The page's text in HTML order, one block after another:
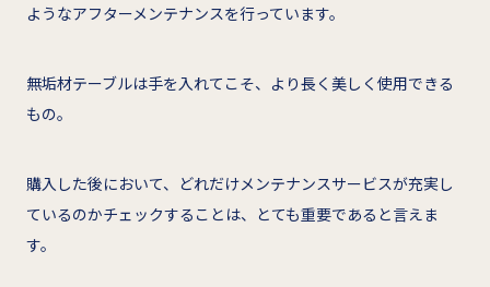
ようなアフターメンテナンスを行っています。
無垢材テーブルは手を入れてこそ、より長く美しく使用できる
もの。
購入した後において、どれだけメンテナンスサービスが充実し
ているのかチェックすることは、とても重要であると言えま
す。